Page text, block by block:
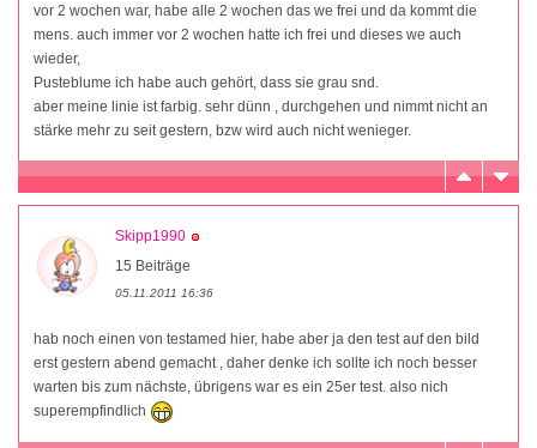
vor 2 wochen war, habe alle 2 wochen das we frei und da kommt die
mens. auch immer vor 2 wochen hatte ich frei und dieses we auch
wieder,
Pusteblume ich habe auch gehört, dass sie grau snd.
aber meine linie ist farbig. sehr dünn , durchgehen und nimmt nicht an
stärke mehr zu seit gestern, bzw wird auch nicht wenieger.
Skipp1990
15 Beiträge
05.11.2011 16:36
hab noch einen von testamed hier, habe aber ja den test auf den bild
erst gestern abend gemacht , daher denke ich sollte ich noch besser
warten bis zum nächste, übrigens war es ein 25er test. also nich
superempfindlich